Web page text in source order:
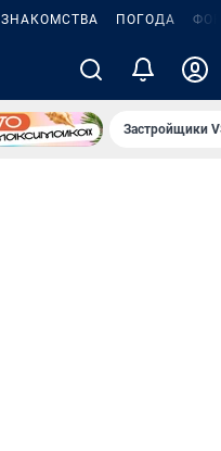
ЗНАКОМСТВА ПОГОДА
Застройщики